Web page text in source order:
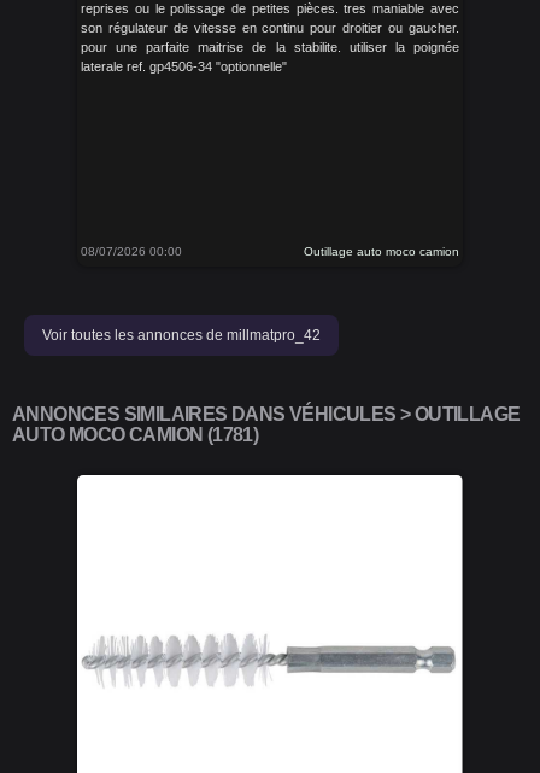
reprises ou le polissage de petites pièces. tres maniable avec
son régulateur de vitesse en continu pour droitier ou gaucher.
pour une parfaite maitrise de la stabilite. utiliser la poignée
laterale ref. gp4506-34 "optionnelle"
08/07/2026 00:00 Outillage auto moco camion
Voir toutes les annonces de millmatpro_42
ANNONCES SIMILAIRES DANS VÉHICULES > OUTILLAGE
AUTO MOCO CAMION (1781)